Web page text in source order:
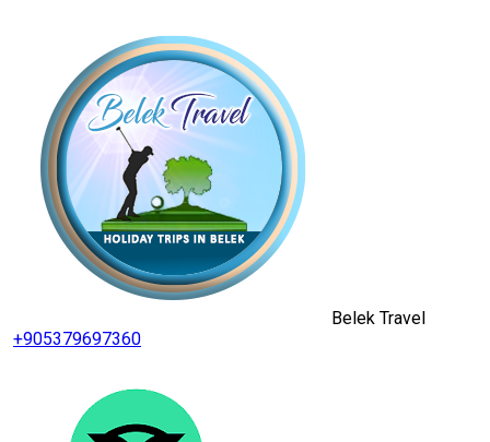
Belek Travel
+905379697360